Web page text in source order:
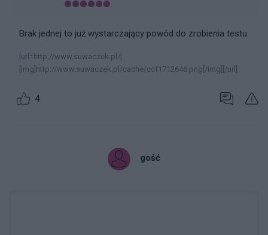
Brak jednej to już wystarczający powód do zrobienia testu.
[url=http://www.suwaczek.pl/]
[img]http://www.suwaczek.pl/cache/ccf1712646.png[/img][/url]
4
gość